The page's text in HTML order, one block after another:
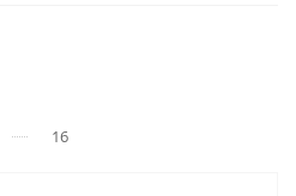
16